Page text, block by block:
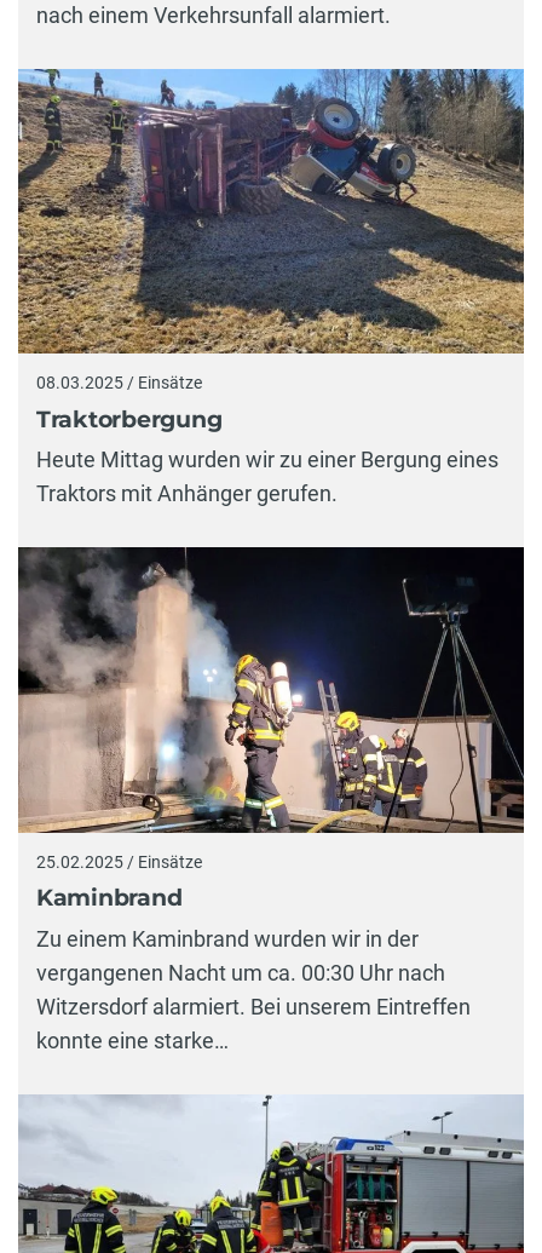
nach einem Verkehrsunfall alarmiert.
08.03.2025 / Einsätze
Traktorbergung
Heute Mittag wurden wir zu einer Bergung eines
Traktors mit Anhänger gerufen.
25.02.2025 / Einsätze
Kaminbrand
Zu einem Kaminbrand wurden wir in der
vergangenen Nacht um ca. 00:30 Uhr nach
Witzersdorf alarmiert. Bei unserem Eintreffen
konnte eine starke…